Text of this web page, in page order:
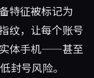
特征被标记为
纹，让每个账号
实体手机——甚至
封号风险。